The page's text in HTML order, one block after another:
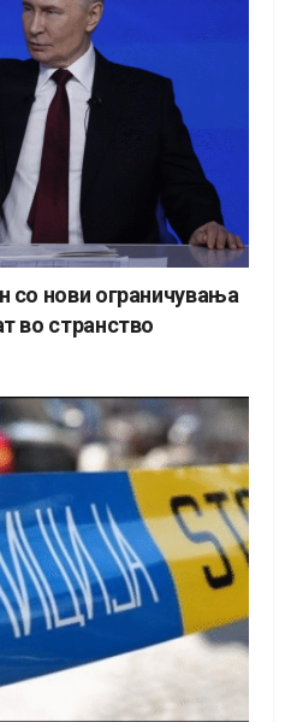
со нови ограничувања
во странство